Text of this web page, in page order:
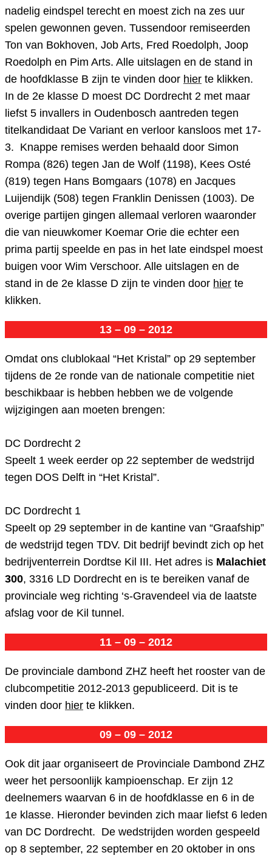
nadelig eindspel terecht en moest zich na zes uur
spelen gewonnen geven. Tussendoor remiseerden
Ton van Bokhoven, Job Arts, Fred Roedolph, Joop
Roedolph en Pim Arts. Alle uitslagen en de stand in
de hoofdklasse B zijn te vinden door hier te klikken.
In de 2e klasse D moest DC Dordrecht 2 met maar
liefst 5 invallers in Oudenbosch aantreden tegen
titelkandidaat De Variant en verloor kansloos met 17-
3. Knappe remises werden behaald door Simon
Rompa (826) tegen Jan de Wolf (1198), Kees Osté
(819) tegen Hans Bomgaars (1078) en Jacques
Luijendijk (508) tegen Franklin Denissen (1003). De
overige partijen gingen allemaal verloren waaronder
die van nieuwkomer Koemar Orie die echter een
prima partij speelde en pas in het late eindspel moest
buigen voor Wim Verschoor. Alle uitslagen en de
stand in de 2e klasse D zijn te vinden door hier te
klikken.
13 – 09 – 2012
Omdat ons clublokaal “Het Kristal” op 29 september
tijdens de 2e ronde van de nationale competitie niet
beschikbaar is hebben hebben we de volgende
wijzigingen aan moeten brengen:
DC Dordrecht 2
Speelt 1 week eerder op 22 september de wedstrijd
tegen DOS Delft in “Het Kristal”.
DC Dordrecht 1
Speelt op 29 september in de kantine van “Graafship”
de wedstrijd tegen TDV. Dit bedrijf bevindt zich op het
bedrijventerrein Dordtse Kil III. Het adres is Malachiet
300, 3316 LD Dordrecht en is te bereiken vanaf de
provinciale weg richting ‘s-Gravendeel via de laatste
afslag voor de Kil tunnel.
11 – 09 – 2012
De provinciale dambond ZHZ heeft het rooster van de
clubcompetitie 2012-2013 gepubliceerd. Dit is te
vinden door hier te klikken.
09 – 09 – 2012
Ook dit jaar organiseert de Provinciale Dambond ZHZ
weer het persoonlijk kampioenschap. Er zijn 12
deelnemers waarvan 6 in de hoofdklasse en 6 in de
1e klasse. Hieronder bevinden zich maar liefst 6 leden
van DC Dordrecht. De wedstrijden worden gespeeld
op 8 september, 22 september en 20 oktober in ons